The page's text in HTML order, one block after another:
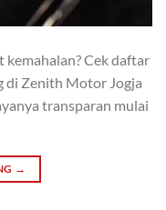
Cek daftar
di Zenith Motor Jogja
transparan mulai
→